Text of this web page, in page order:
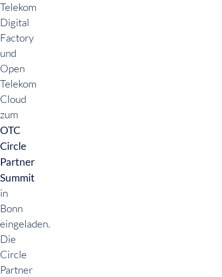
Telekom
Digital
Factory
und
Open
Telekom
Cloud
zum
OTC
Circle
Partner
Summit
in
Bonn
eingeladen.
Die
Circle
Partner